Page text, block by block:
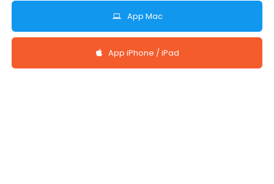
App Mac
App iPhone / iPad